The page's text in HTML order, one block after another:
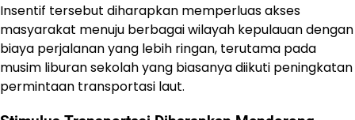
Insentif tersebut diharapkan memperluas akses
masyarakat menuju berbagai wilayah kepulauan dengan
biaya perjalanan yang lebih ringan, terutama pada
musim liburan sekolah yang biasanya diikuti peningkatan
permintaan transportasi laut.